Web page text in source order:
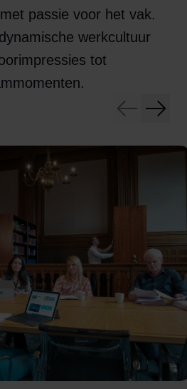
passie voor het vak.
werkcultuur
tot